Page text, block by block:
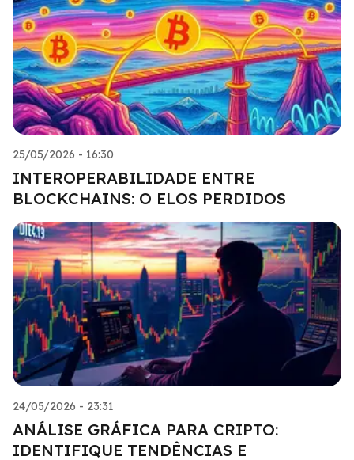
25/05/2026 - 16:30
INTEROPERABILIDADE ENTRE
BLOCKCHAINS: O ELOS PERDIDOS
24/05/2026 - 23:31
ANÁLISE GRÁFICA PARA CRIPTO:
IDENTIFIQUE TENDÊNCIAS E